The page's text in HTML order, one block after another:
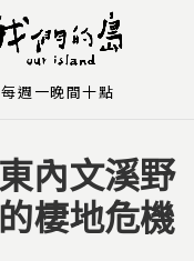
內文溪野
棲地危機
每週一晚間十點